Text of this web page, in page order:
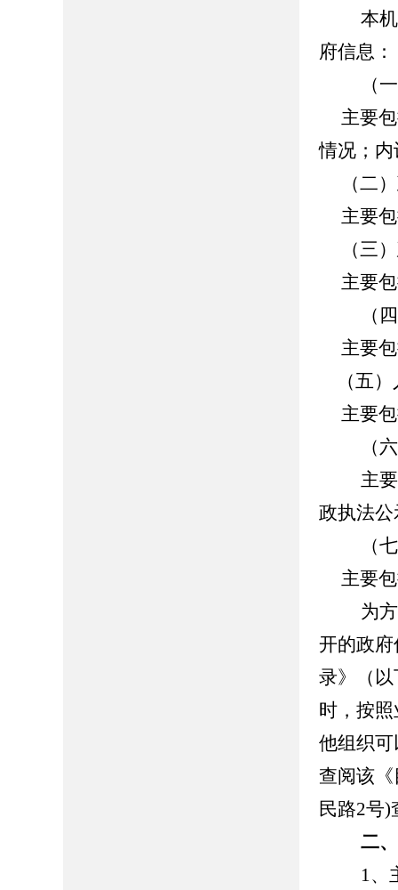
本机关
府信息：
（一
主要包
情况；
（二）
主要包
（三）
主要包
（四
主要包
（五）
主要包
（六
主要包
政执法
（七
主要包
为方便
开的政
录》（
时，按
他组织可
查阅该
民路2号)
二
1、主